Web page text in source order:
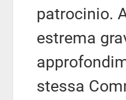
patrocinio.
estrema
stessa